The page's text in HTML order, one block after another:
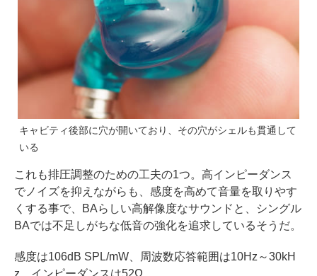
キャビティ後部に穴が開いており、その穴がシェルも貫通して
いる
これも排圧調整のための工夫の1つ。高インピーダンス
でノイズを抑えながらも、感度を高めて音量を取りやす
くする事で、BAらしい高解像度なサウンドと、シングル
BAでは不足しがちな低音の強化を追求しているそうだ。
感度は106dB SPL/mW、周波数応答範囲は10Hz～30kH
z。インピーダンスは52Ω。